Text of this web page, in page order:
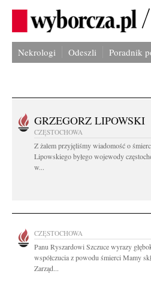
Nekrologi Odeszli Poradnik
GRZEGORZ LIPOWSKI
CZĘSTOCHOWA
Z żalem przyjęliśmy wiadomość o
Lipowskiego byłego wojewody
w...
CZĘSTOCHOWA
Panu Ryszardowi Szczuce wyrazy
współczucia z powodu śmierci Mamy
Zarząd...